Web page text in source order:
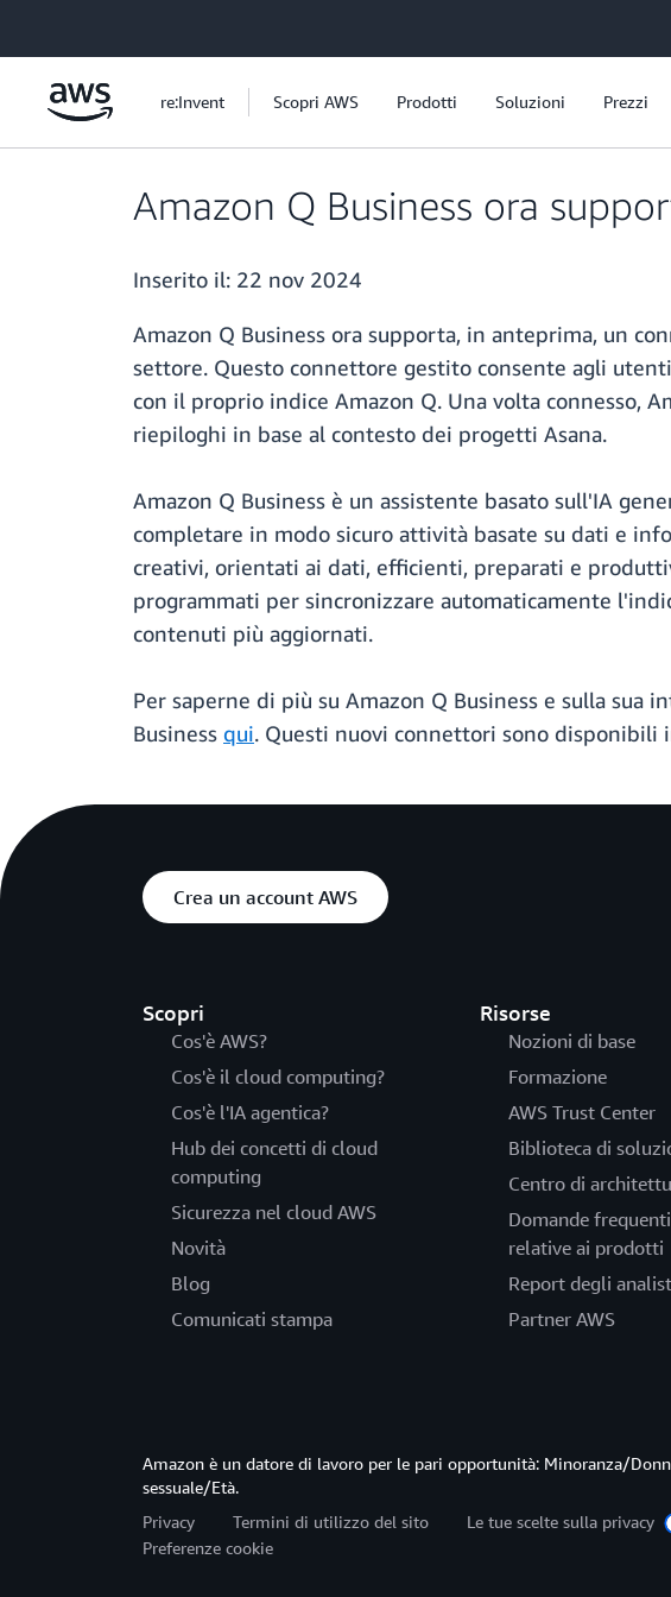
re:Invent Scopri AWS Prodotti Soluzioni Prezzi
Amazon Q Business ora
Inserito il: 22 nov 2024
Amazon Q Business ora supporta, in anteprima, un
settore. Questo connettore gestito consente agli
con il proprio indice Amazon Q. Una volta connesso,
riepiloghi in base al contesto dei progetti Asana.
Amazon Q Business è un assistente basato sull'IA
completare in modo sicuro attività basate su dati e
creativi, orientati ai dati, efficienti, preparati e
programmati per sincronizzare automaticamente
contenuti più aggiornati.
Per saperne di più su Amazon Q Business e sulla sua
Business qui. Questi nuovi connettori sono disponibili
Crea un account AWS
Scopri
Cos'è AWS?
Cos'è il cloud computing?
Cos'è l'IA agentica?
Hub dei concetti di cloud
computing
Sicurezza nel cloud AWS
Novità
Blog
Comunicati stampa
Risorse
Nozioni di base
Formazione
AWS Trust Center
Biblioteca di
Centro di
Domande
relative ai prodotti
Report degli
Partner AWS
Amazon è un datore di lavoro per le pari opportunità: Minoranza/
sessuale/Età.
Privacy
Termini di utilizzo del sito
Le tue scelte sulla privacy
Preferenze cookie